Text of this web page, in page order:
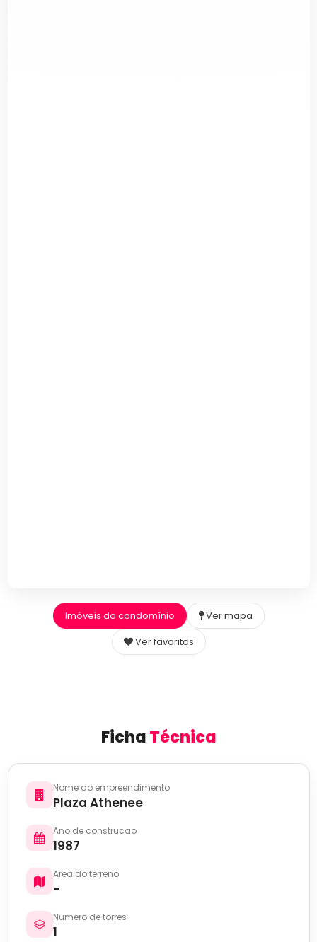
Imóveis do condomínio
Ver mapa
Ver favoritos
FichaTécnica
Nome do empreendimento
Plaza Athenee
Ano de construcao
1987
Area do terreno
-
Numero de torres
1